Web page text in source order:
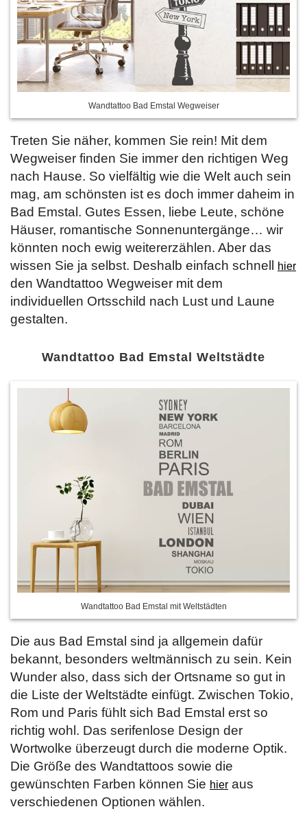
Wandtattoo Bad Emstal Wegweiser
Treten Sie näher, kommen Sie rein! Mit dem
Wegweiser finden Sie immer den richtigen Weg
nach Hause. So vielfältig wie die Welt auch sein
mag, am schönsten ist es doch immer daheim in
Bad Emstal. Gutes Essen, liebe Leute, schöne
Häuser, romantische Sonnenuntergänge… wir
könnten noch ewig weitererzählen. Aber das
wissen Sie ja selbst. Deshalb einfach schnell hier
den Wandtattoo Wegweiser mit dem
individuellen Ortsschild nach Lust und Laune
gestalten.
Wandtattoo Bad Emstal Weltstädte
Wandtattoo Bad Emstal mit Weltstädten
Die aus Bad Emstal sind ja allgemein dafür
bekannt, besonders weltmännisch zu sein. Kein
Wunder also, dass sich der Ortsname so gut in
die Liste der Weltstädte einfügt. Zwischen Tokio,
Rom und Paris fühlt sich Bad Emstal erst so
richtig wohl. Das serifenlose Design der
Wortwolke überzeugt durch die moderne Optik.
Die Größe des Wandtattoos sowie die
gewünschten Farben können Sie hier aus
verschiedenen Optionen wählen.